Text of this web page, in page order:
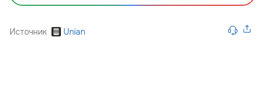
Источник Unian